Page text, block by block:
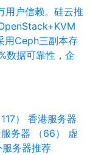
用户信赖。硅云推
用Ceph三副本存
数据可靠性，企
）
香港服务器
务器 （66）
虚
服务器推荐